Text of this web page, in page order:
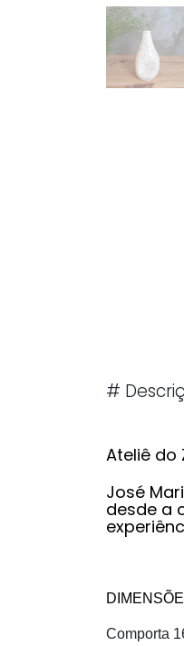
#
Ateliê do
José
desde a
Comporta